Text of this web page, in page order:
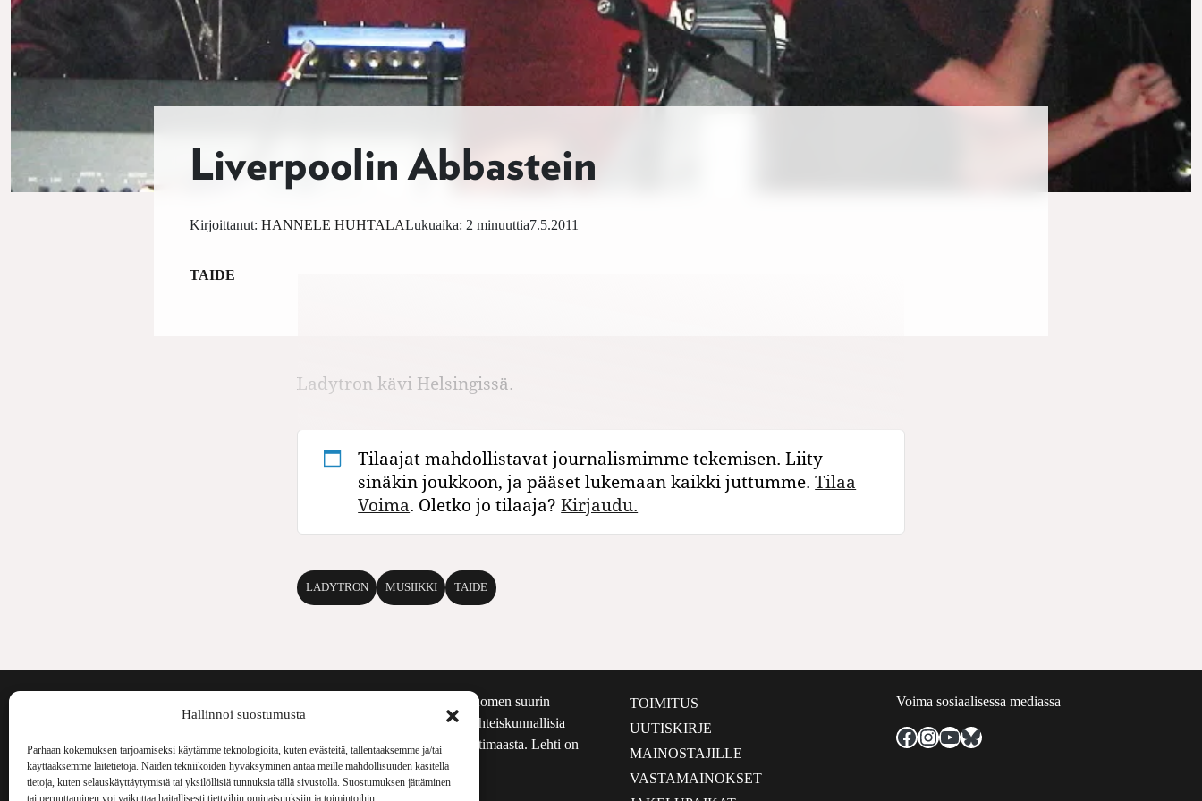
Hallinnoi suostumusta
Parhaan kokemuksen tarjoamiseksi käytämme teknologioita, kuten evästeitä, tallentaaksemme ja/tai
käyttääksemme laitetietoja. Näiden tekniikoiden hyväksyminen antaa meille mahdollisuuden käsitellä
tietoja, kuten selauskäyttäytymistä tai yksilöllisiä tunnuksia tällä sivustolla. Suostumuksen jättäminen
tai peruuttaminen voi vaikuttaa haitallisesti tiettyihin ominaisuuksiin ja toimintoihin.
Liverpoolin Abbastein
7.5.2011
Kirjoittanut: HANNELE HUHTALALukuaika: 2 minuuttia
TAIDE
Ladytron kävi Helsingissä.
Tilaajat mahdollistavat journalismimme tekemisen. Liity
sinäkin joukkoon, ja pääset lukemaan kaikki juttumme.Tilaa
Voima. Oletko jo tilaaja?Kirjaudu.
LADYTRON MUSIIKKI TAIDE
Voima Kustannus
Vellamonkatu 30 B 3 krs.
Voima on painosmäärältään Suomen suurin
kulttuurilehti. Se nostaa esiin yhteiskunnallisia
aiheita niin maailmalta kuin kotimaasta. Lehti on
ilmestynyt vuodesta 1999.
TOIMITUS
UUTISKIRJE
MAINOSTAJILLE
VASTAMAINOKSET
Voima sosiaalisessa mediassa
Facebook
Instagram
YouTube
Bluesky